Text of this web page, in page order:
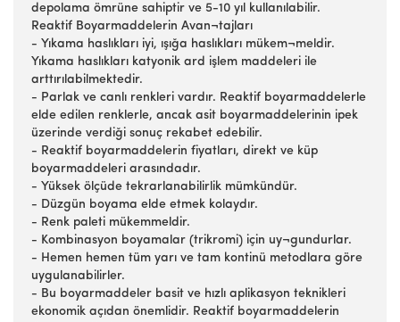
depolama ömrüne sahiptir ve 5-10 yıl kullanılabilir.
Reaktif Boyarmaddelerin Avan¬tajları
- Yıkama haslıkları iyi, ışığa haslıkları mükem¬meldir.
Yıkama haslıkları katyonik ard işlem maddeleri ile
arttırılabilmektedir.
- Parlak ve canlı renkleri vardır. Reaktif boyarmaddelerle
elde edilen renklerle, ancak asit boyarmaddelerinin ipek
üzerinde verdiği sonuç rekabet edebilir.
- Reaktif boyarmaddelerin fiyatları, direkt ve küp
boyarmaddeleri arasındadır.
- Yüksek ölçüde tekrarlanabilirlik mümkündür.
- Düzgün boyama elde etmek kolaydır.
- Renk paleti mükemmeldir.
- Kombinasyon boyamalar (trikromi) için uy¬gundurlar.
- Hemen hemen tüm yarı ve tam kontinü metodlara göre
uygulanabilirler.
- Bu boyarmaddeler basit ve hızlı aplikasyon teknikleri
ekonomik açıdan önemlidir. Reaktif boyarmaddelerin